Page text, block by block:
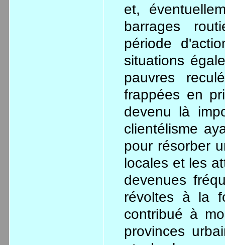
et,
barrages
période
situations
pauvres
frappées en
devenu là
clientélisme
pour résorber
locales et les
devenues
révoltes à la
contribué à
provinces